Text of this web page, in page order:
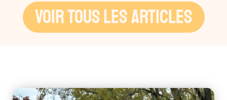
VOIR TOUS LES ARTICLES